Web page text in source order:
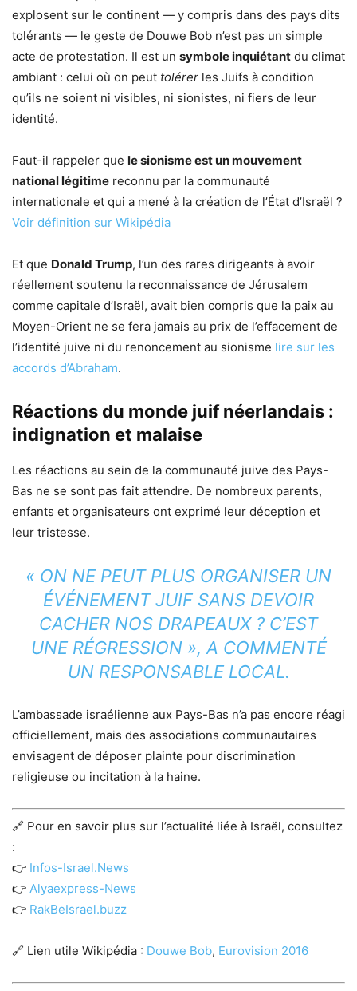
explosent sur le continent — y compris dans des pays dits
tolérants — le geste de Douwe Bob n’est pas un simple
acte de protestation. Il est un symbole inquiétant du climat
ambiant : celui où on peut tolérer les Juifs à condition
qu’ils ne soient ni visibles, ni sionistes, ni fiers de leur
identité.
Faut-il rappeler que le sionisme est un mouvement
national légitime reconnu par la communauté
internationale et qui a mené à la création de l’État d’Israël ?
Voir définition sur Wikipédia
Et que Donald Trump, l’un des rares dirigeants à avoir
réellement soutenu la reconnaissance de Jérusalem
comme capitale d’Israël, avait bien compris que la paix au
Moyen-Orient ne se fera jamais au prix de l’effacement de
l’identité juive ni du renoncement au sionisme lire sur les
accords d’Abraham.
Réactions du monde juif néerlandais :
indignation et malaise
Les réactions au sein de la communauté juive des Pays-
Bas ne se sont pas fait attendre. De nombreux parents,
enfants et organisateurs ont exprimé leur déception et
leur tristesse.
« ON NE PEUT PLUS ORGANISER UN
ÉVÉNEMENT JUIF SANS DEVOIR
CACHER NOS DRAPEAUX ? C’EST
UNE RÉGRESSION », A COMMENTÉ
UN RESPONSABLE LOCAL.
L’ambassade israélienne aux Pays-Bas n’a pas encore réagi
officiellement, mais des associations communautaires
envisagent de déposer plainte pour discrimination
religieuse ou incitation à la haine.
🔗 Pour en savoir plus sur l’actualité liée à Israël, consultez
:
👉 Infos-Israel.News
👉 Alyaexpress-News
👉 RakBeIsrael.buzz
🔗 Lien utile Wikipédia : Douwe Bob, Eurovision 2016